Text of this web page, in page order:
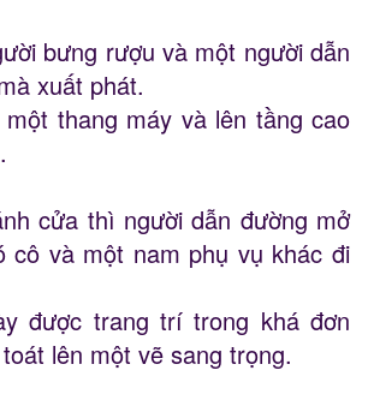
bưng rượu và một người dẫn
xuất phát.
thang máy và lên tầng cao
cửa thì người dẫn đường mở
cô và một nam phụ vụ khác đi
được trang trí trong khá đơn
lên một vẽ sang trọng.